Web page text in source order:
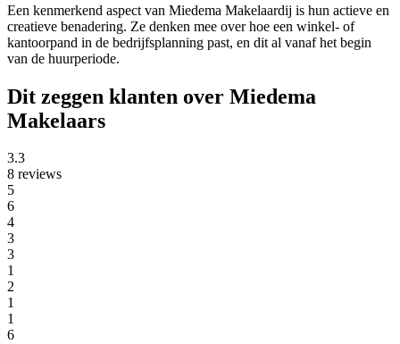
Een kenmerkend aspect van Miedema Makelaardij is hun actieve en
creatieve benadering. Ze denken mee over hoe een winkel- of
kantoorpand in de bedrijfsplanning past, en dit al vanaf het begin
van de huurperiode.
Dit zeggen klanten over Miedema
Makelaars
3.3
8 reviews
5
6
4
3
3
1
2
1
1
6